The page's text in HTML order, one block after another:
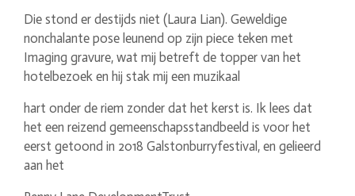
Die stond er destijds niet (Laura Lian). Geweldige
nonchalante pose leunend op zijn piece teken met
Imaging gravure, wat mij betreft de topper van het
hotelbezoek en hij stak mij een muzikaal
hart onder de riem zonder dat het kerst is. Ik lees dat
het een reizend gemeenschapsstandbeeld is voor het
eerst getoond in 2018 Galstonburryfestival, en gelieerd
aan het